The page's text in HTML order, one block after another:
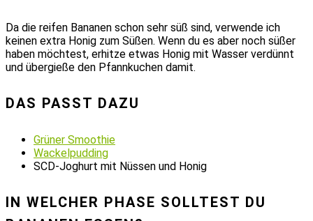
Da die reifen Bananen schon sehr süß sind, verwende ich
keinen extra Honig zum Süßen. Wenn du es aber noch süßer
haben möchtest, erhitze etwas Honig mit Wasser verdünnt
und übergieße den Pfannkuchen damit.
DAS PASST DAZU
Grüner Smoothie
Wackelpudding
SCD-Joghurt mit Nüssen und Honig
IN WELCHER PHASE SOLLTEST DU